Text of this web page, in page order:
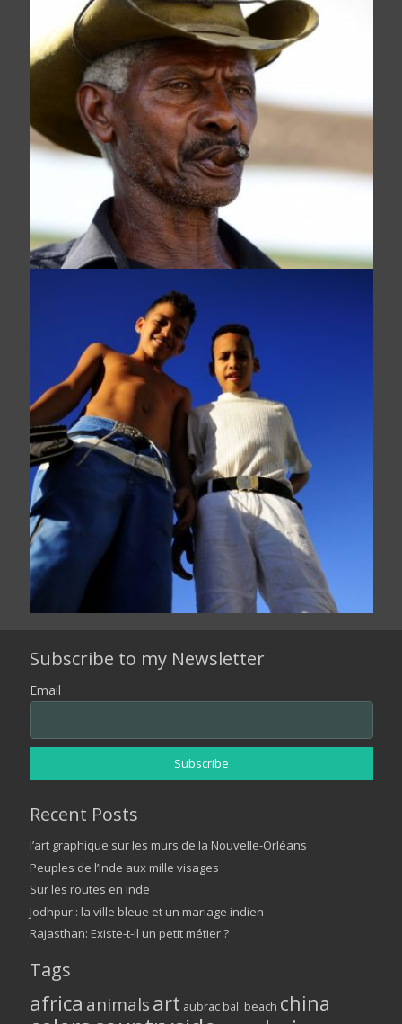
Subscribe to my Newsletter
Email
Recent Posts
l’art graphique sur les murs de la Nouvelle-Orléans
Peuples de l’Inde aux mille visages
Sur les routes en Inde
Jodhpur : la ville bleue et un mariage indien
Rajasthan: Existe-t-il un petit métier ?
Tags
africa animalsart aubrac bali beach china